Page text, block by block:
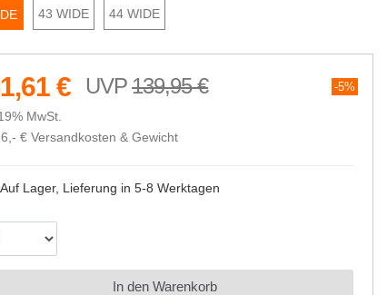
43 WIDE 44 WIDE
139,95 € 5%
€
MwSt.
€ Versandkosten & Gewicht
Auf Lager, Lieferung in 5-8 Werktagen
In den Warenkorb